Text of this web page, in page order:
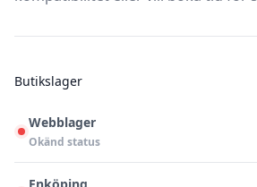
Butikslager
Webblager
Okänd status